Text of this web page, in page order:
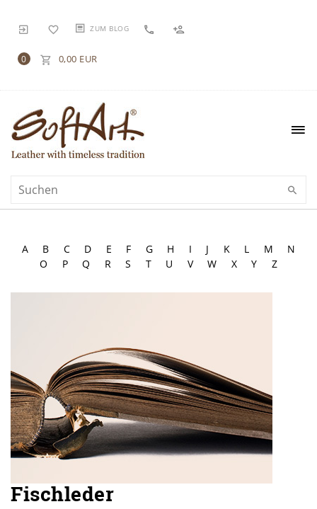
ZUM BLOG
0 0,00 EUR
A B C D E F G H I J K L M
N
O
P Q R S T U V W X Y Z
Fischleder